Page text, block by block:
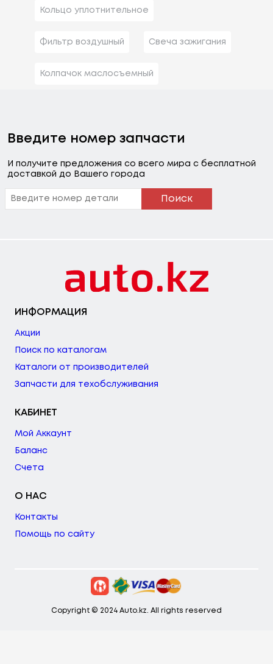
Кольцо уплотнительное
Фильтр воздушный Свеча зажигания
Колпачок маслосъемный
Введите номер запчасти
И получите предложения со всего мира с бесплатной
доставкой до Вашего города
Поиск
ИНФОРМАЦИЯ
Акции
Поиск по каталогам
Каталоги от производителей
Запчасти для техобслуживания
КАБИНЕТ
Мой Аккаунт
Баланс
Счета
О НАС
Контакты
Помощь по сайту
Copyright © 2024 Auto.kz. All rights reserved